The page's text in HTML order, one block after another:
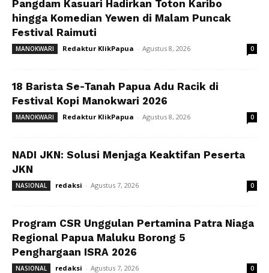
Pangdam Kasuari Hadirkan Toton Karibo
hingga Komedian Yewen di Malam Puncak
Festival Raimuti
MANOKWARI Redaktur KlikPapua - Agustus 8, 2026 0
18 Barista Se-Tanah Papua Adu Racik di
Festival Kopi Manokwari 2026
MANOKWARI Redaktur KlikPapua - Agustus 8, 2026 0
NADI JKN: Solusi Menjaga Keaktifan Peserta
JKN
NASIONAL redaksi - Agustus 7, 2026 0
Program CSR Unggulan Pertamina Patra Niaga
Regional Papua Maluku Borong 5
Penghargaan ISRA 2026
NASIONAL redaksi - Agustus 7, 2026 0